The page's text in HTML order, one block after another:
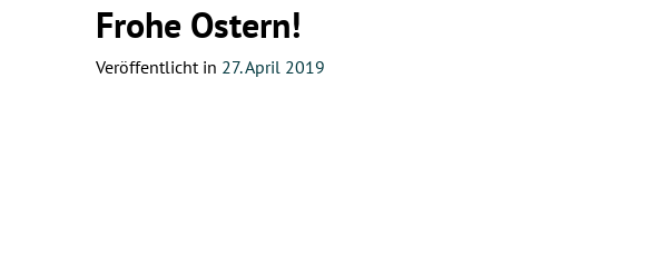
Frohe Ostern!
Veröffentlicht in 27. April 2019